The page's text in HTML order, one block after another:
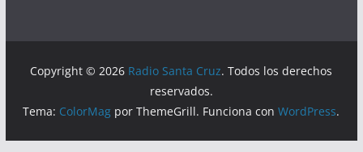
Copyright © 2026 Radio Santa Cruz. Todos los derechos
reservados.
Tema: ColorMag por ThemeGrill. Funciona conWordPress.